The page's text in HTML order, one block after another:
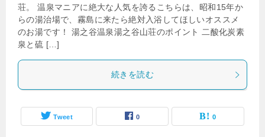
荘。 温泉マニアに絶大な人気を誇るこちらは、昭和15年か
らの湯治場で、霧島に来たら絶対入浴してほしいオススメ
のお湯です！ 湯之谷温泉湯之谷山荘のポイント 二酸化炭素
泉と硫 […]
続きを読む
Tweet 0 0